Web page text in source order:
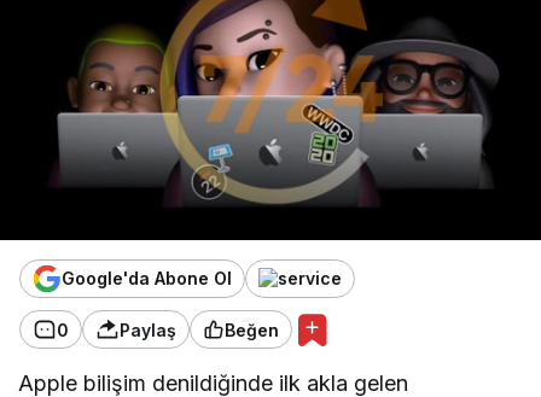
Google'da Abone Ol
0 Paylaş Beğen
Apple bilişim denildiğinde ilk akla gelen